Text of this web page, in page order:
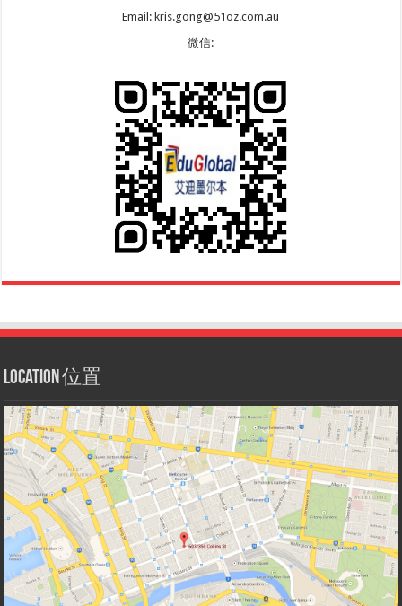
Email: kris.gong@51oz.com.au
微信:
Location 位置